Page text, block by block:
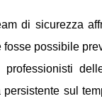
di sicurezza
possibile
sul